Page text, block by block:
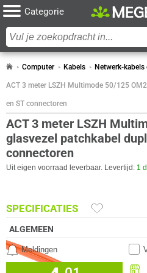
Categorie
Computer Kabels Netwerk-kabels
ACT 3 meter LSZH Multimode 50/125
en ST connectoren
ACT 3 meter LSZH
glasvezel patchkabel
connectoren
Uit eigen voorraad leverbaar. Levertijd: 1
Meldingen
SPECIFICATIES
ALGEMEEN
Eigenschap
Aantal vezels
Buitendiameter
2 mm